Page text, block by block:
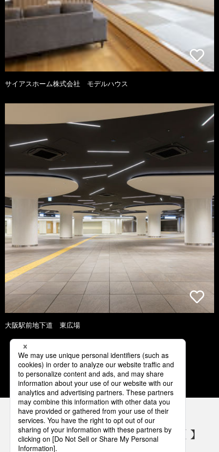
サイアスホーム株式会社 モデルハウス
大阪駅前地下道 東広場
1 2 3 4 5
パナソニックの電気設備 SNSアカウント